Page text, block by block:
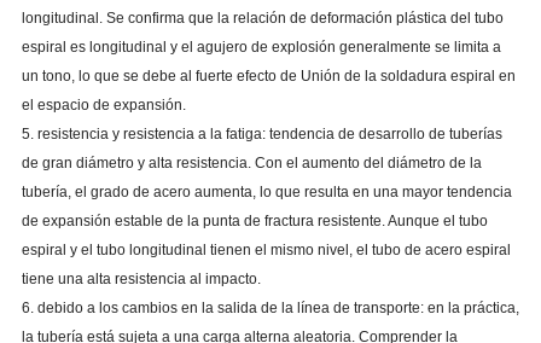
longitudinal. Se confirma que la relación de deformación plástica del tubo
espiral es longitudinal y el agujero de explosión generalmente se limita a
un tono, lo que se debe al fuerte efecto de Unión de la soldadura espiral en
el espacio de expansión.
5. resistencia y resistencia a la fatiga: tendencia de desarrollo de tuberías
de gran diámetro y alta resistencia. Con el aumento del diámetro de la
tubería, el grado de acero aumenta, lo que resulta en una mayor tendencia
de expansión estable de la punta de fractura resistente. Aunque el tubo
espiral y el tubo longitudinal tienen el mismo nivel, el tubo de acero espiral
tiene una alta resistencia al impacto.
6. debido a los cambios en la salida de la línea de transporte: en la práctica,
la tubería está sujeta a una carga alterna aleatoria. Comprender la